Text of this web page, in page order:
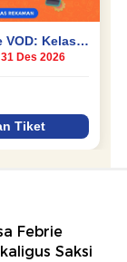
Febrie
Saksi